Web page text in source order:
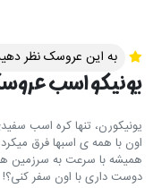
به این عروسک نظر
یونیکو اسب
یونیکورن، تنها کره اسب
اون با همه ی اسبها فرق
همیشه با سرعت به سرزمین
دوست داری با اون سفر کنی؟!